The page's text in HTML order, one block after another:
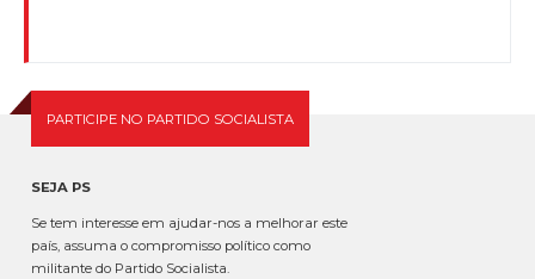
PARTICIPE NO PARTIDO SOCIALISTA
SEJA PS
Se tem interesse em ajudar-nos a melhorar este
país, assuma o compromisso político como
militante do Partido Socialista.